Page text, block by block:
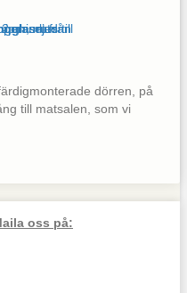
dörren, på
till matsalen, som vi
oss på: